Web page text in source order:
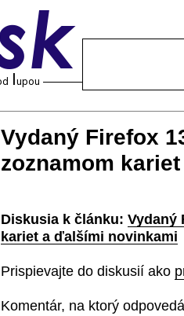
Vydaný Firefox
zoznamom
Diskusia k článku: Vydaný
kariet a ďalšími novinkami
Prispievajte do diskusií ako
Komentár, na ktorý